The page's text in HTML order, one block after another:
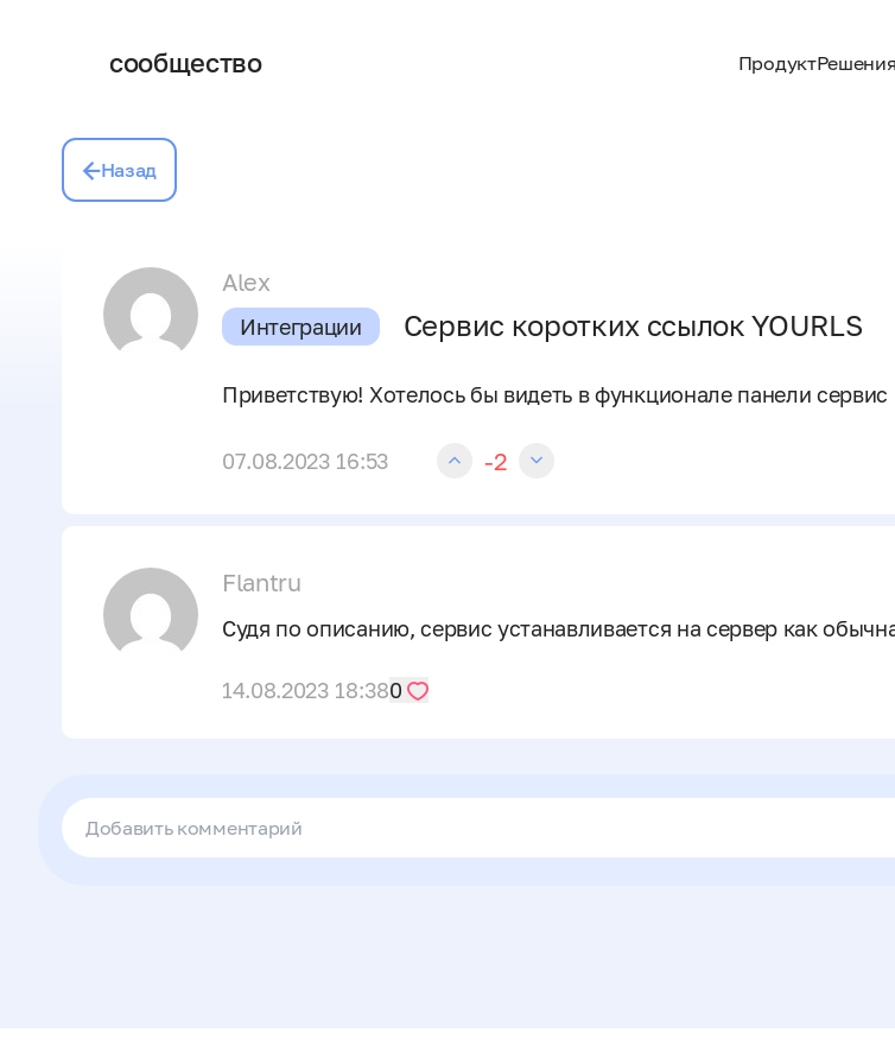
сообщество ПродуктРешения
Назад
Alex
Интеграции Сервис коротких ссылок YOURLS
Приветствую! Хотелось бы видеть в функционале панели сервис
07.08.2023 16:53 -2
Flantru
Судя по описанию, сервис устанавливается на сервер как
14.08.2023 18:380